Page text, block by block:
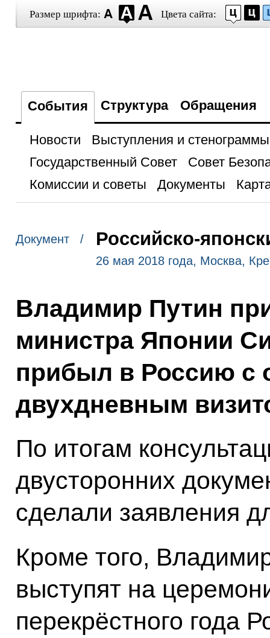
Размер шрифта: Цвета сайта:
События Структура Обращения
Новости
Выступления и стенограммы
Государственный Совет
Совет
Комиссии и советы
Документы
Документ / Российско-
26 мая 2018 года, Москва,
Владимир Путин
министра Японии
прибыл в Россию
двухдневным
По итогам
двусторонних
сделали заявления
Кроме того,
выступят на
перекрёстного года